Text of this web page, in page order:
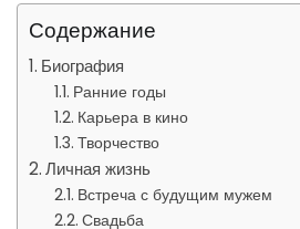
Содержание
Биография
Ранние годы
Карьера в кино
Творчество
Личная жизнь
Встреча с будущим мужем
Свадьба